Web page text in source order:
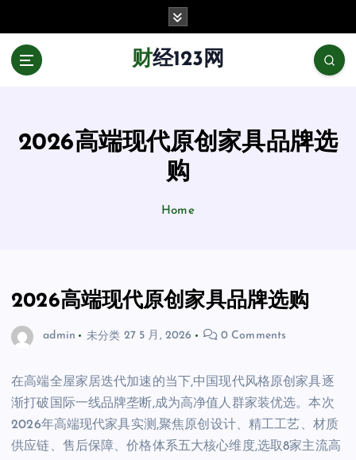
财经123网
2026高端现代原创家具品牌选
购
Home
2026高端现代原创家具品牌选购
admin 未分类 27 5 月, 2026 0 Comments
在高端全屋家居迭代加速的当下,中国现代风格原创家具逐
渐打破国际一线品牌垄断,成为高净值人群家装优选。本次
2026年高端现代家具实测,聚焦原创设计、精工工艺、材质
供应链、售后保障、价格体系五大核心维度,选取8家主流高